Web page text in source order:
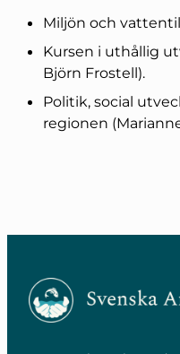
Miljön och
Kursen i uthållig
Björn Frostell).
Politik, social
regionen